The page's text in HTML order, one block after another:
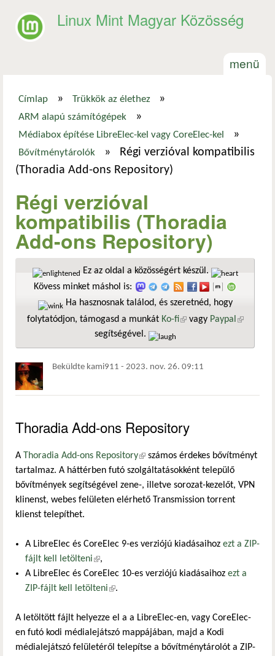
Linux Mint Magyar Közösség
menü
Jelenlegi hely
Címlap » Trükkök az élethez »
ARM alapú számítógépek »
Médiabox építése LibreElec-kel vagy CoreElec-kel »
Bővítménytárolók »
Régi verzióval kompatibilis
(Thoradia Add-ons Repository)
Régi verzióval
kompatibilis (Thoradia
Add-ons Repository)
Ez az oldal a közösségért készül.
Kövess minket máshol is:
Ha hasznosnak találod, és szeretnéd, hogy
folytatódjon, támogasd a munkát Ko-fi(külső hivatkozás)
vagy Paypal
segítségével.
Beküldte kami911 - 2023. nov. 26. 09:11
Thoradia Add-ons Repository
A Thoradia Add-ons Repository(külső hivatkozás)
számos érdekes bővítményt
tartalmaz. A háttérben futó szolgáltatásokként települő
bővítmények segítségével zene-, illetve sorozat-kezelőt, VPN
klinenst, webes felületen elérhető Transmission torrent
klienst telepíthet.
A LibreElec és CoreElec 9-es verziójú kiadásaihoz ezt a ZIP-
fájlt kell letölteni(külső hivatkozás)
,
A LibreElec és CoreElec 10-es verziójú kiadásaihoz ezt a
ZIP-fájlt kell letölteni(külső hivatkozás)
.
A letöltött fájlt helyezze el a a LibreElec-en, vagy CoreElec-
en futó kodi médialejátszó mappájában, majd a Kodi
médialejátszó felületéről telepítse a bővítménytárolót a ZIP-